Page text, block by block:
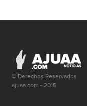
© Derechos Reservados
ajuaa.com - 2015